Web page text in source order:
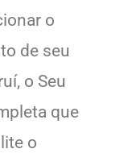
o
de seu
o Seu
que
o